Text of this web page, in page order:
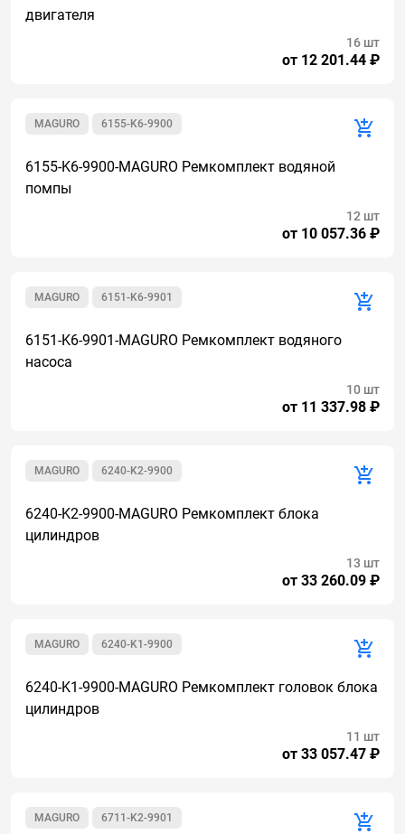
двигателя
от 12 201.44 ₽
16 шт
6155-K6-9900
MAGURO
6155-K6-9900-MAGURO Ремкомплект водяной
помпы
от 10 057.36 ₽
12 шт
6151-K6-9901
MAGURO
6151-K6-9901-MAGURO Ремкомплект водяного
насоса
от 11 337.98 ₽
10 шт
6240-K2-9900
MAGURO
6240-K2-9900-MAGURO Ремкомплект блока
цилиндров
от 33 260.09 ₽
13 шт
6240-K1-9900
MAGURO
6240-K1-9900-MAGURO Ремкомплект головок блока
цилиндров
от 33 057.47 ₽
11 шт
6711-K2-9901
MAGURO